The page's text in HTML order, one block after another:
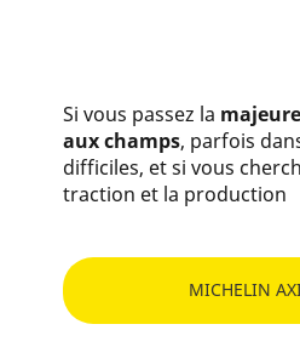
Si vous passez la
aux champs, parfois
difficiles, et si vous
traction et la production
MICHELIN